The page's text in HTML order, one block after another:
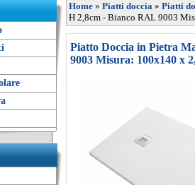
Home » Piatti doccia » Piatti
H 2,8cm - Bianco RAL 9003
Piatto Doccia in Pietra
9003 Misura: 100x140 x